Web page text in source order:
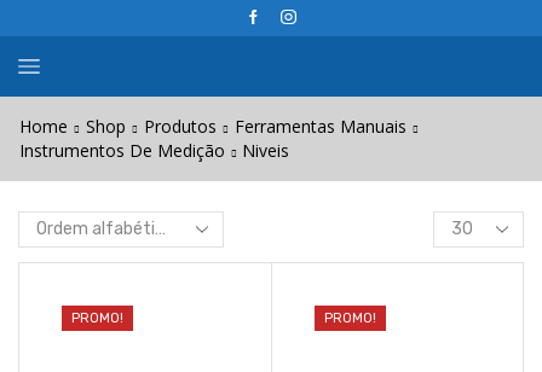
Home Shop Produtos
Ferramentas Manuais
Instrumentos De Medição
Niveis
Products
per
PROMO! PROMO!